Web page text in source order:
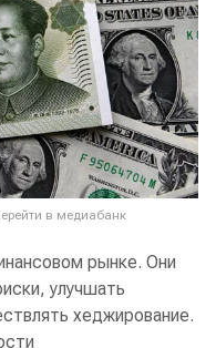
в медиабанк
рынке. Они
улучшать
хеджирование.